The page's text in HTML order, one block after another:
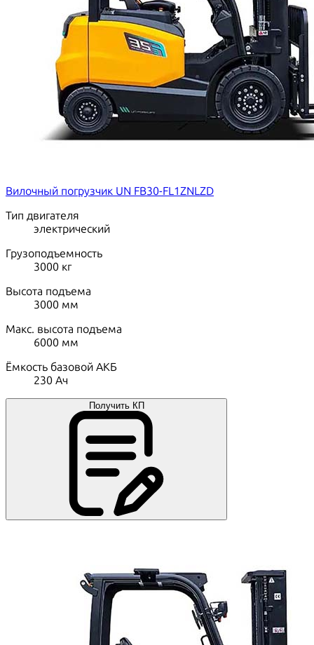
Вилочный погрузчик UN FB30-FL1ZNLZD
Тип двигателя
электрический
Грузоподъемность
3000 кг
Высота подъема
3000 мм
Макс. высота подъема
6000 мм
Ёмкость базовой АКБ
230 Ач
Получить КП